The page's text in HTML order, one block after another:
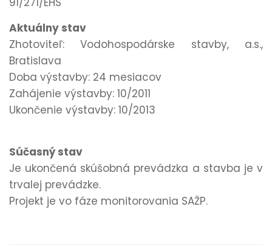
Aktuálny stav
Zhotoviteľ: Vodohospodárske stavby, a.s.,
Bratislava
Doba výstavby: 24 mesiacov
Zahájenie výstavby: 10/2011
Ukončenie výstavby: 10/2013
Súčasný stav
Je ukončená skúšobná prevádzka a stavba je v
trvalej prevádzke.
Projekt je vo fáze monitorovania SAŽP.